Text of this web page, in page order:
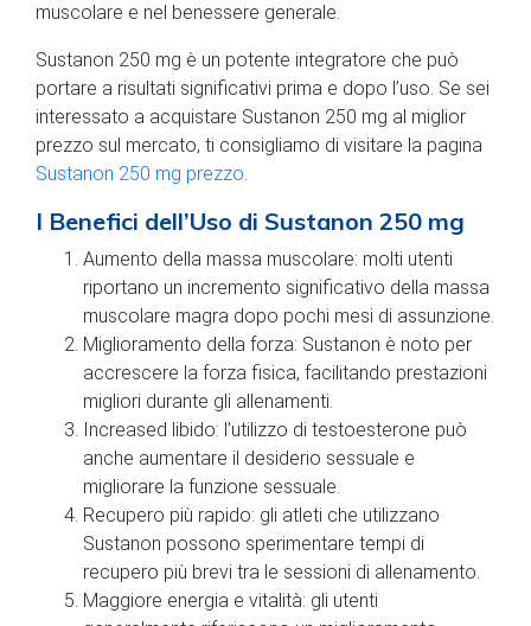
muscolare e nel benessere generale.
Sustanon 250 mg è un potente integratore che può
portare a risultati significativi prima e dopo l’uso. Se sei
interessato a acquistare Sustanon 250 mg al miglior
prezzo sul mercato, ti consigliamo di visitare la pagina
Sustanon 250 mg prezzo.
I Benefici dell’Uso di Sustanon 250 mg
Aumento della massa muscolare: molti utenti
riportano un incremento significativo della massa
muscolare magra dopo pochi mesi di assunzione.
Miglioramento della forza: Sustanon è noto per
accrescere la forza fisica, facilitando prestazioni
migliori durante gli allenamenti.
Increased libido: l’utilizzo di testoesterone può
anche aumentare il desiderio sessuale e
migliorare la funzione sessuale.
Recupero più rapido: gli atleti che utilizzano
Sustanon possono sperimentare tempi di
recupero più brevi tra le sessioni di allenamento.
Maggiore energia e vitalità: gli utenti